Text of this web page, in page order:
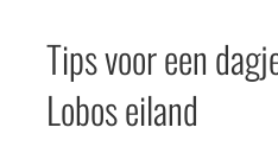
Tips voor een
Lobos eiland